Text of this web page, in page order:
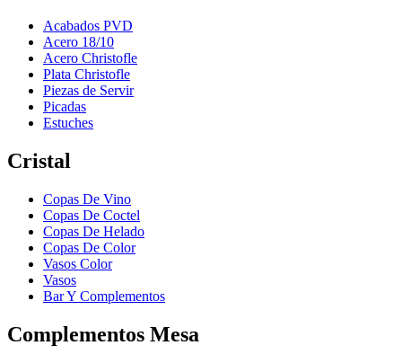
Acabados PVD
Acero 18/10
Acero Christofle
Plata Christofle
Piezas de Servir
Picadas
Estuches
Cristal
Copas De Vino
Copas De Coctel
Copas De Helado
Copas De Color
Vasos Color
Vasos
Bar Y Complementos
Complementos Mesa